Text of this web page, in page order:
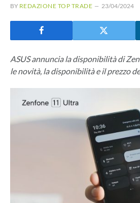
BY REDAZIONE TOP TRADE 23/04/2024
ASUS annuncia la disponibilità di
le novità, la disponibilità e il prezzo